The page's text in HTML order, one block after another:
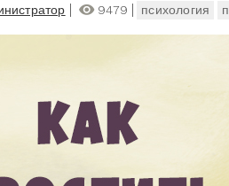
9479 психология